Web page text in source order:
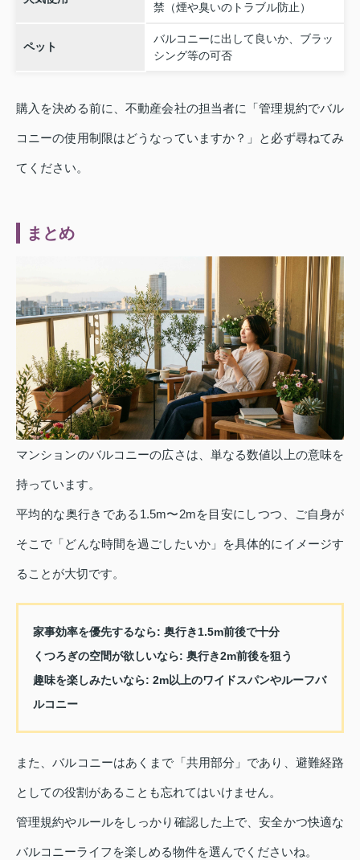
禁（煙や臭いのトラブル防止）
ペット
バルコニーに出して良いか、ブラッ
シング等の可否
購入を決める前に、不動産会社の担当者に「管理規約でバル
コニーの使用制限はどうなっていますか？」と必ず尋ねてみ
てください。
まとめ
マンションのバルコニーの広さは、単なる数値以上の意味を
持っています。
平均的な奥行きである1.5m〜2mを目安にしつつ、ご自身が
そこで「どんな時間を過ごしたいか」を具体的にイメージす
ることが大切です。
家事効率を優先するなら: 奥行き1.5m前後で十分
くつろぎの空間が欲しいなら: 奥行き2m前後を狙う
趣味を楽しみたいなら: 2m以上のワイドスパンやルーフバ
ルコニー
また、バルコニーはあくまで「共用部分」であり、避難経路
としての役割があることも忘れてはいけません。
管理規約やルールをしっかり確認した上で、安全かつ快適な
バルコニーライフを楽しめる物件を選んでくださいね。